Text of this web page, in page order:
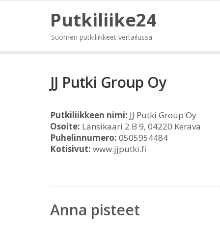
Putkiliike24
Suomen putkiliikkeet vertailussa
JJ Putki Group Oy
Putkiliikkeen nimi: JJ Putki Group Oy
Osoite: Länsikaari 2 B 9, 04220 Kerava
Puhelinnumero: 0505954484
Kotisivut: www.jjputki.fi
Anna pisteet